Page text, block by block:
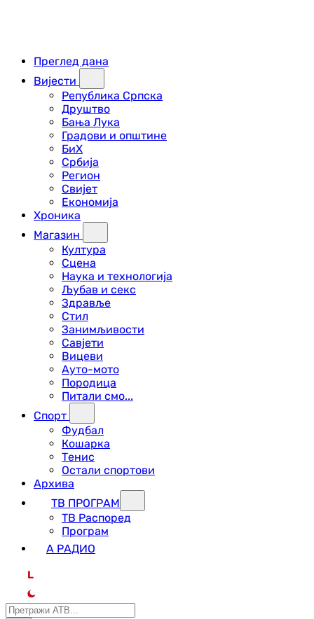
Преглед дана
Вијести
Република Српска
Друштво
Бања Лука
Градови и општине
БиХ
Србија
Регион
Свијет
Економија
Хроника
Магазин
Култура
Сцена
Наука и технологија
Љубав и секс
Здравље
Стил
Занимљивости
Савјети
Вицеви
Ауто-мото
Породица
Питали смо...
Спорт
Фудбал
Кошарка
Тенис
Остали спортови
Архива
ТВ ПРОГРАМ
ТВ Распоред
Програм
А РАДИО
L